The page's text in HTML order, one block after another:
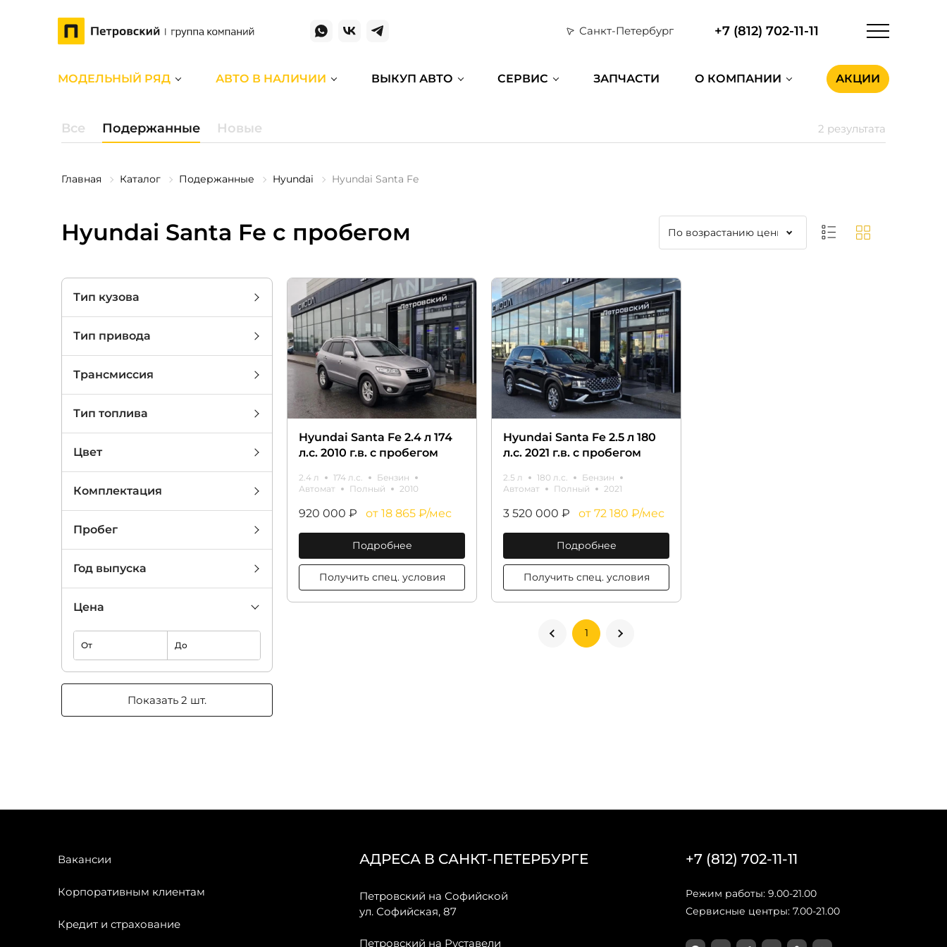
Санкт-Петербург +7 (812) 702-11-11
МОДЕЛЬНЫЙ РЯД АВТО В НАЛИЧИИ ВЫКУП АВТО СЕРВИС ЗАПЧАСТИ О КОМПАНИИ АКЦИИ
Все Подержанные Новые 2 результата
Главная Каталог Подержанные Hyundai Hyundai Santa Fe
Hyundai Santa Fe с пробегом
Тип кузова
Тип привода
Трансмиссия
Тип топлива
Цвет
Комплектация
Пробег
Год выпуска
Цена
От До
Показать 2 шт.
Hyundai Santa Fe 2.4 л 174
л.с. 2010 г.в. с пробегом
2.4 л 174 л.с.
Бензин
Автомат
Полный 2010
920 000 ₽ от 18 865 ₽/мес
Подробнее
Получить спец. условия
Hyundai Santa Fe 2.5 л 180
л.с. 2021 г.в. с пробегом
2.5 л 180 л.с.
Бензин
Автомат
Полный 2021
3 520 000 ₽ от 72 180 ₽/мес
Подробнее
Получить спец. условия
1
Вакансии
Корпоративным клиентам
Кредит и страхование
АДРЕСА В САНКТ-ПЕТЕРБУРГЕ
Петровский на Софийской
ул. Софийская, 87
Петровский на Руставели
+7 (812) 702-11-11
Режим работы: 9.00-21.00
Сервисные центры: 7.00-21.00